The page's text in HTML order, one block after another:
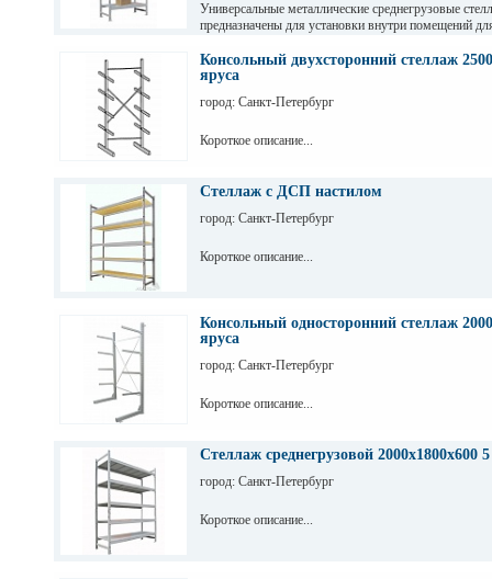
Универсальные металлические среднегрузовые
предназначены для установки внутри помещений
промышленных предприятиях.
Консольный двухсторонний стеллаж
яруса
город: Санкт-Петербург
Короткое описание...
Стеллаж с ДСП настилом
город: Санкт-Петербург
Короткое описание...
Консольный односторонний стеллаж
яруса
город: Санкт-Петербург
Короткое описание...
Стеллаж среднегрузовой 2000х1800х600
город: Санкт-Петербург
Короткое описание...